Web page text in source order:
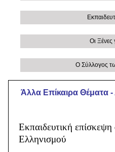
Οι Ξένες
Ο Σύλλογος
Άλλα Eπίκαιρα Θέματα -
Εκπαιδευτική
Ελληνισμού